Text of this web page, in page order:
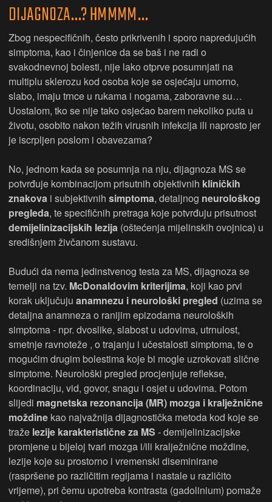
DIJAGNOZA…? HMMMM…
Zbog nespecifičnih, često prikrivenih i sporo napredujućih
simptoma, kao i činjenice da se baš i ne radi o
svakodnevnoj bolesti, nije lako otprve posumnjati na
multiplu sklerozu kod osoba koje se osjećaju umorno,
slabo, imaju trnce u rukama i nogama, zaboravne su…
Uostalom, tko se nije tako osjećao barem nekoliko puta u
životu, osobito nakon težih virusnih infekcija ili naprosto jer
je iscrpljen poslom i obavezama?
No, jednom kada se posumnja na nju, dijagnoza MS se
potvrđuje kombinacijom prisutnih objektivnih kliničkih
znakova i subjektivnih simptoma, detaljnog neurološkog
pregleda, te specifičnih pretraga koje potvrđuju prisutnost
demijelinizacijskih lezija (oštećenja mijelinskih ovojnica) u
središnjem živčanom sustavu.
Budući da nema jedinstvenog testa za MS, dijagnoza se
temelji na tzv. McDonaldovim kriterijima, koji kao prvi
korak uključuju anamnezu i neurološki pregled (uzima se
detaljna anamneza o ranijim epizodama neuroloških
simptoma - npr. dvoslike, slabost u udovima, utrnulost,
smetnje ravnoteže , o trajanju i učestalosti simptoma, te o
mogućim drugim bolestima koje bi mogle uzrokovati slične
simptome. Neurološki pregled procjenjuje reflekse,
koordinaciju, vid, govor, snagu i osjet u udovima. Potom
slijedi magnetska rezonancija (MR) mozga i kralježnične
moždine kao najvažnija dijagnostička metoda kod koje se
traže lezije karakteristične za MS - demijelinizacijske
promjene u bijeloj tvari mozga i/ili kralježnične moždine,
lezije koje su prostorno i vremenski diseminirane
(raspršene po različitim regijama i nastale u različito
vrijeme), pri čemu upotreba kontrasta (gadolinium) pomaže